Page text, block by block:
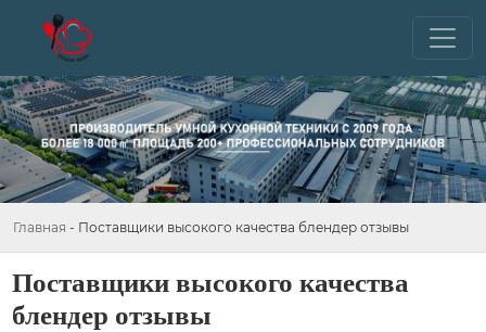
Главная - Поставщики высокого качества блендер отзывы
Поставщики высокого качества
блендер отзывы